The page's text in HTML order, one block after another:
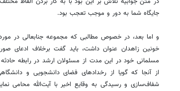
جایگاه شما به دور و موجب تعجب بود.
و اما بعد، در خصوص مطالبی که مجموعه جنابعالی در
خونین زاهدان عنوان داشت، باید گفت برخلاف ادعای
مسلمانی خود در این مدت از مسئولان ارشد در رابطه
از آنجا که گویا از رخدادهای فضای دانشجویی و
شفاف‌سازی و رسیدگی به وقایع اخیر با آیت‌الله محامی